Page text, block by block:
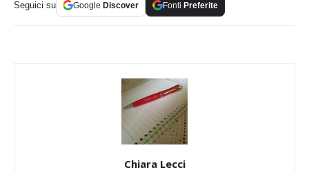
Seguici su Google Discover Fonti Preferite
Chiara Lecci